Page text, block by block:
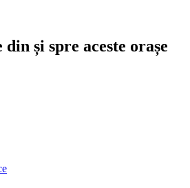
din și spre aceste orașe